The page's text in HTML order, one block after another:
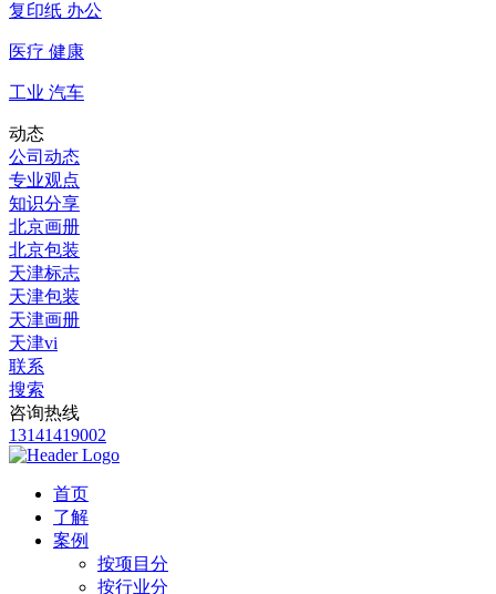
复印纸 办公
医疗 健康
工业 汽车
动态
公司动态
专业观点
知识分享
北京画册
北京包装
天津标志
天津包装
天津画册
天津vi
联系
搜索
咨询热线
13141419002
首页
了解
案例
按项目分
按行业分